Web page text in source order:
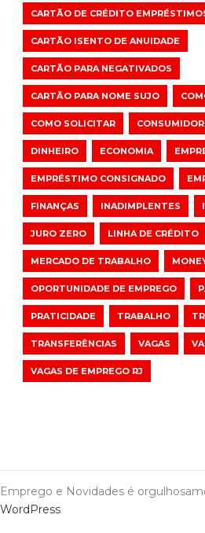
CARTÃO DE CRÉDITO
CARTÃO ISENTO DE ANUIDADE
CARTÃO PARA NEGATIVADOS
CARTÃO PARA NOME SUJO
COMO SOLICITAR
DINHEIRO ECONOMIA
EMPRÉSTIMO CONSIGNADO
FINANÇAS INADIMPLENTES
JURO ZERO LINHA DE CRÉDITO
MERCADO DE TRABALHO
OPORTUNIDADE DE EMPREGO
PRATICIDADE TRABALHO
TRANSFERÊNCIAS VAGAS
VAGAS DE EMPREGO RJ
Emprego e Novidades é
WordPress